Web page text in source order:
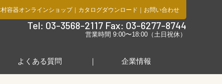
容器オンラインショップ｜ カタログダウンロード ｜ お問い合わせ
Tel: 03-3568-2117 Fax: 03-6277-8744
営業時間 9:00〜18:00（土日祝休）
よくある質問 企業情報